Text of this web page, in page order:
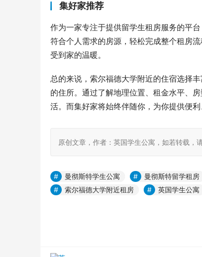
集好家推荐
作为一家专注于提供留学生租房服务的平
符合个人需求的房源，轻松完成整个租房
受到家的温暖。
总的来说，索尔福德大学附近的住宿选择
的住所。通过了解地理位置、租金水平、
活。而集好家将始终伴随你，为你提供便利
原创文章，作者：英国学生公寓，如若转载
曼彻斯特学生公寓 曼彻斯特留学租房
索尔福德大学附近租房
英国学生公寓